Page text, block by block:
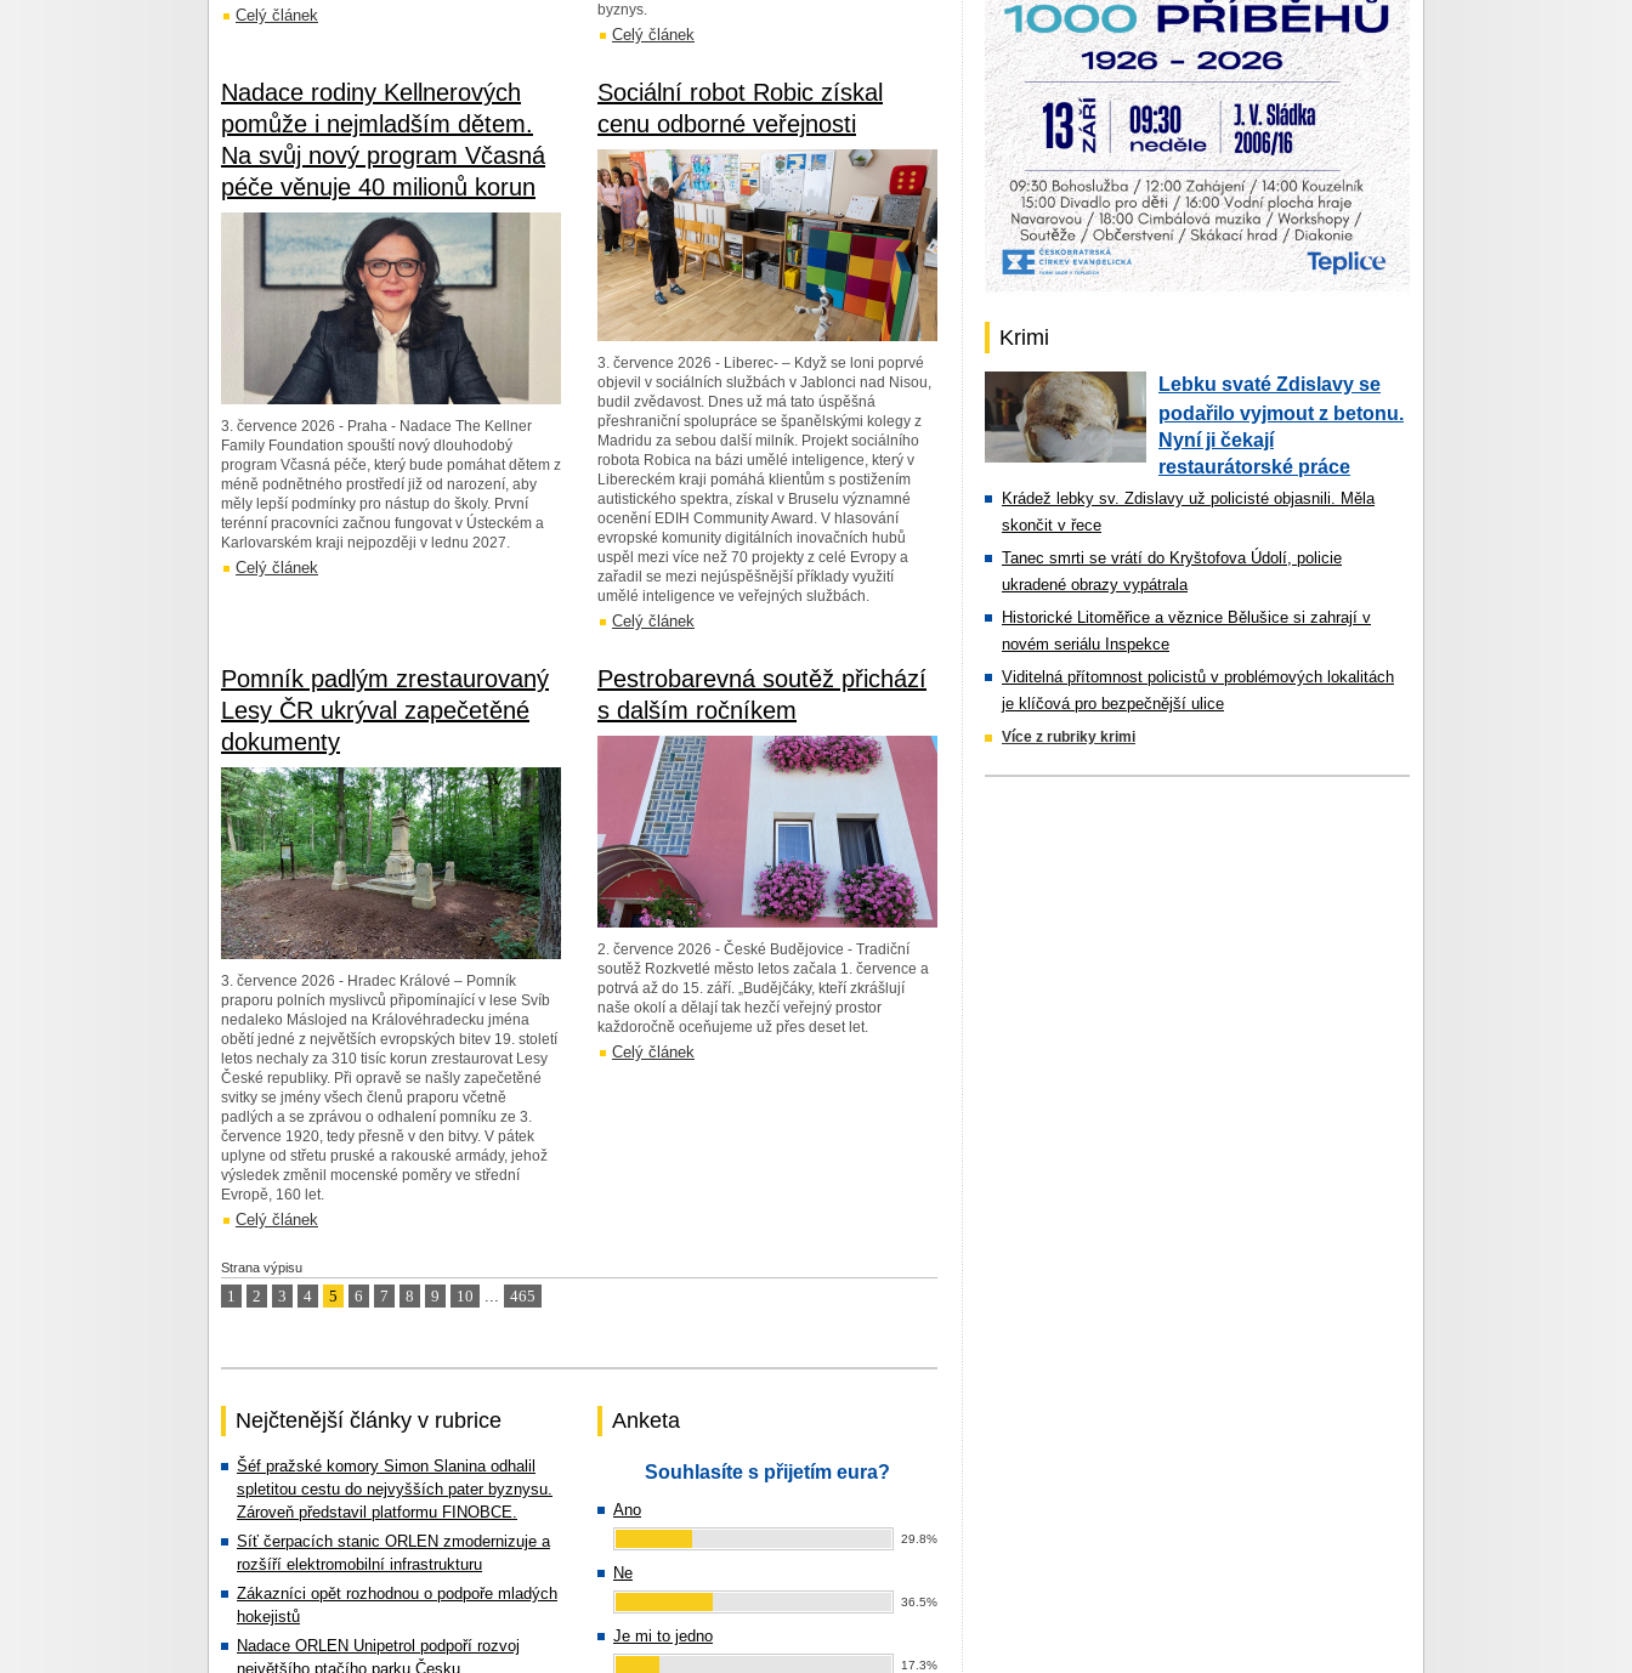
Celý článek
byznys.
Celý článek
Nadace rodiny Kellnerových
pomůže i nejmladším dětem.
Na svůj nový program Včasná
péče věnuje 40 milionů korun
3. července 2026 - Praha - Nadace The Kellner
Family Foundation spouští nový dlouhodobý
program Včasná péče, který bude pomáhat dětem z
méně podnětného prostředí již od narození, aby
měly lepší podmínky pro nástup do školy. První
terénní pracovníci začnou fungovat v Ústeckém a
Karlovarském kraji nejpozději v lednu 2027.
Celý článek
Sociální robot Robic získal
cenu odborné veřejnosti
3. července 2026 - Liberec- – Když se loni poprvé
objevil v sociálních službách v Jablonci nad Nisou,
budil zvědavost. Dnes už má tato úspěšná
přeshraniční spolupráce se španělskými kolegy z
Madridu za sebou další milník. Projekt sociálního
robota Robica na bázi umělé inteligence, který v
Libereckém kraji pomáhá klientům s postižením
autistického spektra, získal v Bruselu významné
ocenění EDIH Community Award. V hlasování
evropské komunity digitálních inovačních hubů
uspěl mezi více než 70 projekty z celé Evropy a
zařadil se mezi nejúspěšnější příklady využití
umělé inteligence ve veřejných službách.
Celý článek
Pomník padlým zrestaurovaný
Lesy ČR ukrýval zapečetěné
dokumenty
3. července 2026 - Hradec Králové – Pomník
praporu polních myslivců připomínající v lese Svíb
nedaleko Máslojed na Královéhradecku jména
obětí jedné z největších evropských bitev 19. století
letos nechaly za 310 tisíc korun zrestaurovat Lesy
České republiky. Při opravě se našly zapečetěné
svitky se jmény všech členů praporu včetně
padlých a se zprávou o odhalení pomníku ze 3.
července 1920, tedy přesně v den bitvy. V pátek
uplyne od střetu pruské a rakouské armády, jehož
výsledek změnil mocenské poměry ve střední
Evropě, 160 let.
Celý článek
Pestrobarevná soutěž přichází
s dalším ročníkem
2. července 2026 - České Budějovice - Tradiční
soutěž Rozkvetlé město letos začala 1. července a
potrvá až do 15. září. „Budějčáky, kteří zkrášlují
naše okolí a dělají tak hezčí veřejný prostor
každoročně oceňujeme už přes deset let.
Celý článek
Strana výpisu
1 2 3 4 5 6 7 8 9 10 ... 465
Nejčtenější články v rubrice
Šéf pražské komory Simon Slanina odhalil
spletitou cestu do nejvyšších pater byznysu.
Zároveň představil platformu FINOBCE.
Síť čerpacích stanic ORLEN zmodernizuje a
rozšíří elektromobilní infrastrukturu
Zákazníci opět rozhodnou o podpoře mladých
hokejistů
Nadace ORLEN Unipetrol podpoří rozvoj
největšího ptačího parku Česku
Anketa
Souhlasíte s přijetím eura?
Ano
29.8%
Ne
36.5%
Je mi to jedno
17.3%
Krimi
Lebku svaté Zdislavy se
podařilo vyjmout z betonu.
Nyní ji čekají
restaurátorské práce
Krádež lebky sv. Zdislavy už policisté objasnili. Měla
skončit v řece
Tanec smrti se vrátí do Kryštofova Údolí, policie
ukradené obrazy vypátrala
Historické Litoměřice a věznice Bělušice si zahrají v
novém seriálu Inspekce
Viditelná přítomnost policistů v problémových lokalitách
je klíčová pro bezpečnější ulice
Více z rubriky krimi